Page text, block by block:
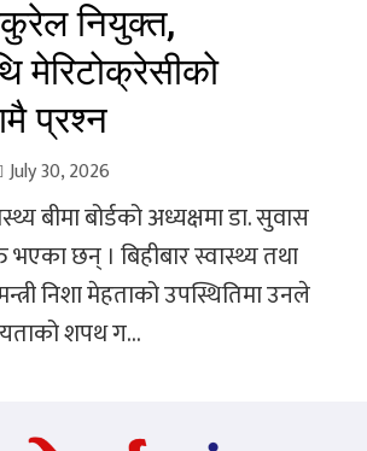
नियुक्त,
मेरिटोक्रेसीको
प्रश्न
July 30, 2026
बीमा बोर्डको अध्यक्षमा डा. सुवास
छन् । बिहीबार स्वास्थ्य तथा
निशा मेहताको उपस्थितिमा उनले
शपथ ग...